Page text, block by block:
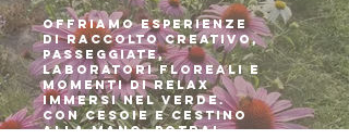
Offriamo esperienze
di raccolto creativo,
passeggiate,
laboratori floreali e
momenti di relax
immersi nel verde.
Con cesoie e cestino
alla mano, potrai